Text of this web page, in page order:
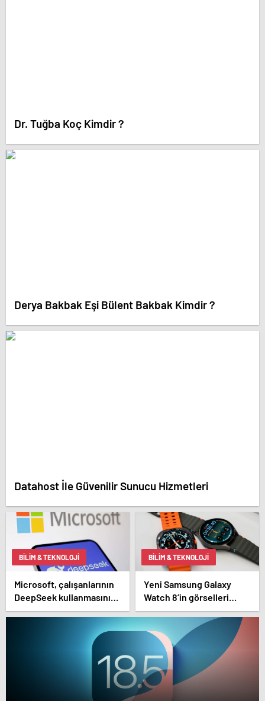
Dr. Tuğba Koç Kimdir ?
Derya Bakbak Eşi Bülent Bakbak Kimdir ?
Datahost İle Güvenilir Sunucu Hizmetleri
BILIM & TEKNOLOJI
Microsoft, çalışanlarının
DeepSeek kullanmasını
yasakladı
BILIM & TEKNOLOJI
Yeni Samsung Galaxy
Watch 8’in görselleri
sızdırıldı